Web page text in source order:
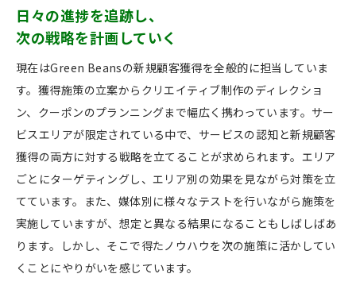
日々の進捗を追跡し、
次の戦略を計画していく
現在はGreen Beansの新規顧客獲得を全般的に担当していま
す。獲得施策の立案からクリエイティブ制作のディレクショ
ン、クーポンのプランニングまで幅広く携わっています。サー
ビスエリアが限定されている中で、サービスの認知と新規顧客
獲得の両方に対する戦略を立てることが求められます。エリア
ごとにターゲティングし、エリア別の効果を見ながら対策を立
てています。また、媒体別に様々なテストを行いながら施策を
実施していますが、想定と異なる結果になることもしばしばあ
ります。しかし、そこで得たノウハウを次の施策に活かしてい
くことにやりがいを感じています。